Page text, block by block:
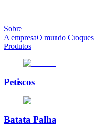
Sobre
A empresaO mundo Croques
Produtos
Petiscos
Batata Palha